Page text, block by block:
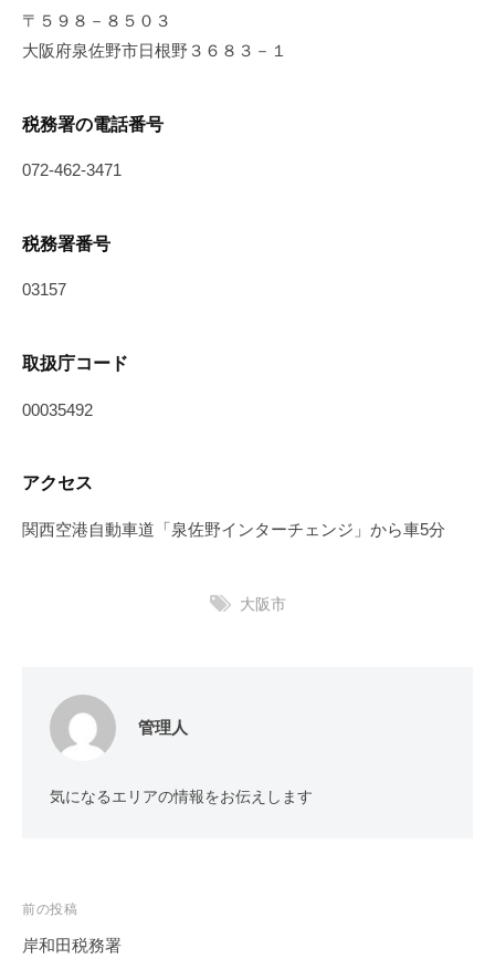
〒５９８－８５０３
大阪府泉佐野市日根野３６８３－１
税務署の電話番号
072-462-3471
税務署番号
03157
取扱庁コード
00035492
アクセス
関西空港自動車道「泉佐野インターチェンジ」から車5分
大阪市
管理人
気になるエリアの情報をお伝えします
投
稿
前の投稿
岸和田税務署